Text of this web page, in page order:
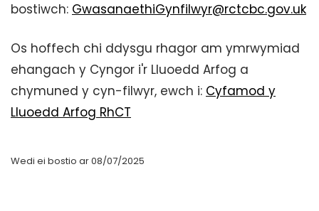
bostiwch: GwasanaethiGynfilwyr@rctcbc.gov.uk
Os hoffech chi ddysgu rhagor am ymrwymiad
ehangach y Cyngor i'r Lluoedd Arfog a
chymuned y cyn-filwyr, ewch i: Cyfamod y
Lluoedd Arfog RhCT
Wedi ei bostio ar 08/07/2025